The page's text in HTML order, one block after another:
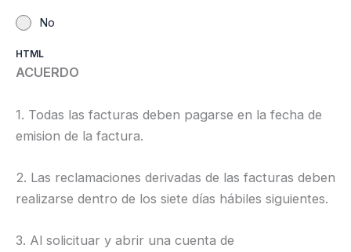
No
HTML
ACUERDO
1. Todas las facturas deben pagarse en la fecha de
emision de la factura.
2. Las reclamaciones derivadas de las facturas deben
realizarse dentro de los siete días hábiles siguientes.
3. Al solicituar y abrir una cuenta de